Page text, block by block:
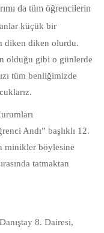
da tüm öğrencilerin
küçük bir
diken diken olurdu.
olduğu gibi o günlerde
tüm benliğimizde
Andı” başlıklı 12.
minikler böylesine
tatmaktan
8. Dairesi,